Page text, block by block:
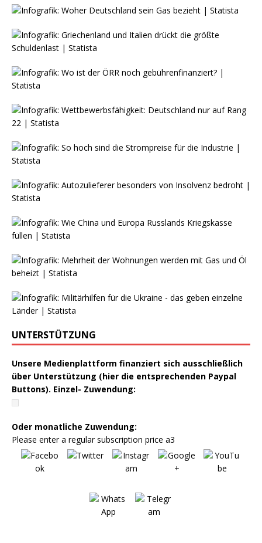
UNTERSTÜTZUNG
Unsere Medienplattform finanziert sich ausschließlich
über Unterstützung (hier die entsprechenden Paypal
Buttons). Einzel- Zuwendung:
Oder monatliche Zuwendung:
Please enter a regular subscription price a3